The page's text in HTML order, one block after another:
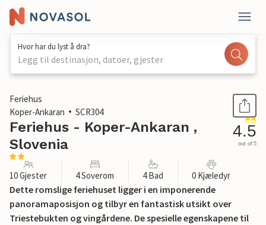
Hvor har du lyst å dra?
Legg til destinasjon, datoer, gjester
1 / 56
Feriehus
Koper-Ankaran
SCR304
Feriehus - Koper-Ankaran ,
Slovenia
4.5
out of 5
10 Gjester 4 Soverom 4 Bad 0 Kjæledyr
Dette romslige feriehuset ligger i en imponerende
panoramaposisjon og tilbyr en fantastisk utsikt over
Triestebukten og vingårdene. De spesielle egenskapene til